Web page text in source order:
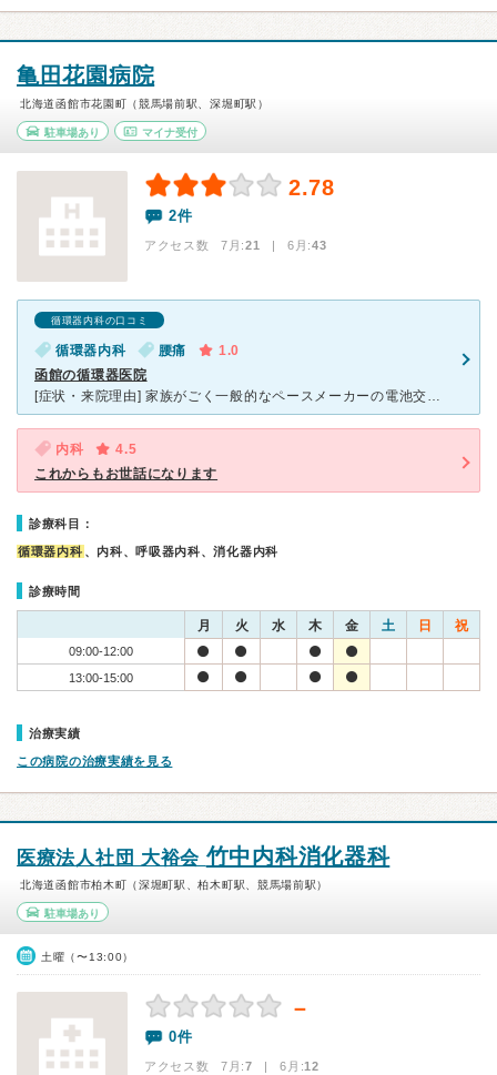
亀田花園病院
北海道函館市花園町（競馬場前駅、深堀町駅）
駐車場あり マイナ受付
2.78
2件
アクセス数 7月:21 | 6月:43
循環器内科の口コミ
循環器内科 腰痛
1.0
函館の循環器医院
[症状・来院理由] 家族がごく一般的なペースメーカーの電池交換で入院、施術していただきました。 [医師の診断・治療法] ただの心臓ペースメーカー手術なのに心不全に発展した。 長年かかりつけ
内科
4.5
これからもお世話になります
診療科目：
循環器内科 、内科、呼吸器内科、消化器内科
診療時間
月 火 水 木 金 土 日 祝
09:00-12:00
13:00-15:00
治療実績
この病院の治療実績を見る
医療法人社団 大裕会 竹中内科消化器科
北海道函館市柏木町（深堀町駅、柏木町駅、競馬場前駅）
駐車場あり
土曜（〜13:00）
－
0件
アクセス数 7月:7 | 6月:12